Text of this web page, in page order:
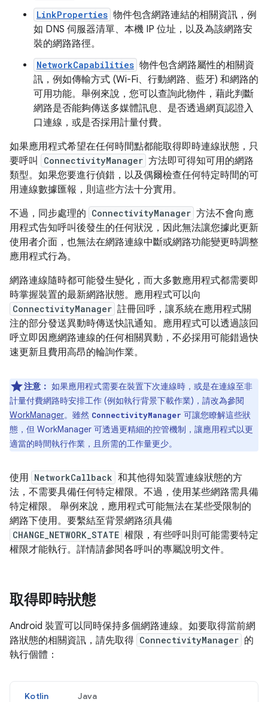
LinkProperties 物件包含網路連結的相關資訊，例
如 DNS 伺服器清單、本機 IP 位址，以及為該網路安
裝的網路路徑。
NetworkCapabilities 物件包含網路屬性的相關資
訊，例如傳輸方式 (Wi-Fi、行動網路、藍牙) 和網路的
可用功能。舉例來說，您可以查詢此物件，藉此判斷
網路是否能夠傳送多媒體訊息、是否透過網頁認證入
口連線，或是否採用計量付費。
如果應用程式希望在任何時間點都能取得即時連線狀態，只
要呼叫
ConnectivityManager 方法即可得知可用的網路
類型。如果您要進行偵錯，以及偶爾檢查任何特定時間的可
用連線數據匯報，則這些方法十分實用。
不過，同步處理的 ConnectivityManager 方法不會向應
用程式告知呼叫後發生的任何狀況，因此無法讓您據此更新
使用者介面，也無法在網路連線中斷或網路功能變更時調整
應用程式行為。
網路連線隨時都可能發生變化，而大多數應用程式都需要即
時掌握裝置的最新網路狀態。應用程式可以向
ConnectivityManager 註冊回呼，讓系統在應用程式關
注的部分發送異動時傳送快訊通知。應用程式可以透過該回
呼立即因應網路連線的任何相關異動，不必採用可能錯過快
速更新且費用高昂的輪詢作業。
注意： 如果應用程式需要在裝置下次連線時，或是在連線至非
計量付費網路時安排工作 (例如執行背景下載作業)，請改為參閱
WorkManager。雖然 ConnectivityManager 可讓您瞭解這些狀
態，但 WorkManager 可透過更精細的控管機制，讓應用程式以更
適當的時間執行作業，且所需的工作量更少。
使用 NetworkCallback 和其他得知裝置連線狀態的方
法，不需要具備任何特定權限。不過，使用某些網路需具備
特定權限。 舉例來說，應用程式可能無法在某些受限制的
網路下使用。要繫結至背景網路須具備
CHANGE_NETWORK_STATE 權限，有些呼叫則可能需要特定
權限才能執行。詳情請參閱各呼叫的專屬說明文件。
取得即時狀態
Android 裝置可以同時保持多個網路連線。如要取得當前網
路狀態的相關資訊，請先取得 ConnectivityManager 的
執行個體：
Kotlin Java